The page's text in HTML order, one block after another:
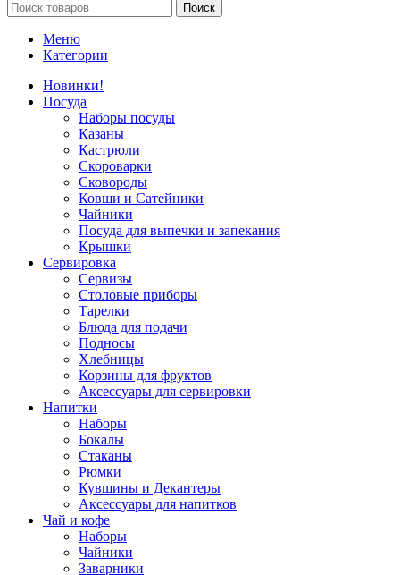
Поиск
Меню
Категории
Новинки!
Посуда
Наборы посуды
Казаны
Кастрюли
Скороварки
Сковороды
Ковши и Сатейники
Чайники
Посуда для выпечки и запекания
Крышки
Сервировка
Сервизы
Столовые приборы
Тарелки
Блюда для подачи
Подносы
Хлебницы
Корзины для фруктов
Аксессуары для сервировки
Напитки
Наборы
Бокалы
Стаканы
Рюмки
Кувшины и Декантеры
Аксессуары для напитков
Чай и кофе
Наборы
Чайники
Заварники